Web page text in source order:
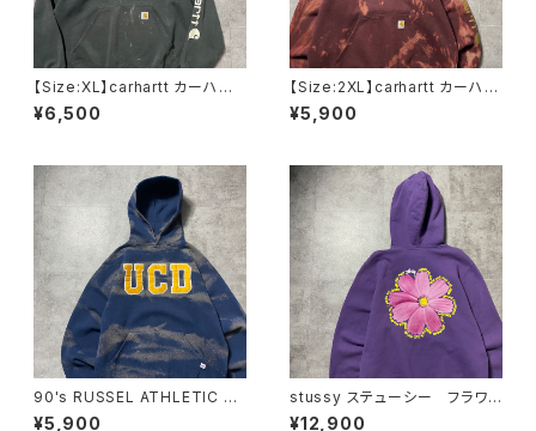
【Size:XL】carhartt カーハー
ト 刺繍企業ロゴ アームプリ
ント グッドダメージ ダークグ
¥6,500
【Size:2XL】carhartt カーハー
ト ルーズフィット ラベルロ
ゴ ワインレッド ボルドー ス
¥5,900
90's RUSSEL ATHLETIC ラ
ッセルアスレチック UCD ワッ
¥5,900
stussy ステューシー フラワ
ー グラフィック バックプリン
¥12,900